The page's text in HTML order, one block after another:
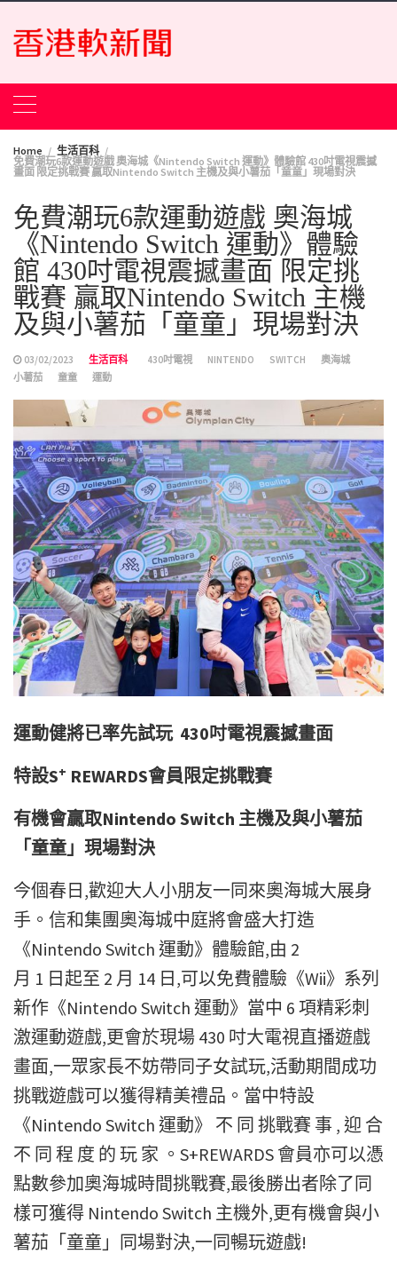
Skip
content
Home
生活百科
免費潮玩6款運動遊戲 奧海城《Nintendo Switch 運動》體驗館 430吋電視震撼
畫面 限定挑戰賽 贏取Nintendo Switch 主機及與小薯茄「童童」現場對決
免費潮玩6款運動遊戲 奧海城
《Nintendo Switch 運動》體驗
館 430吋電視震撼畫面 限定挑
戰賽 贏取Nintendo Switch 主機
及與小薯茄「童童」現場對決
03/02/2023 生活百科 430吋電視 NINTENDO SWITCH
奧海城
小薯茄
童童 運動
運動健將已率先試玩430吋電視震撼畫面
特設S+ REWARDS會員限定挑戰賽
有機會贏取Nintendo Switch 主機及與小薯茄
「童童」現場對決
今個春日,歡迎大人小朋友一同來奧海城大展身
手。信和集團奧海城中庭將會盛大打造
《Nintendo Switch 運動》體驗館,由 2
月 1 日起至 2 月 14 日,可以免費體驗《Wii》系列
新作《Nintendo Switch 運動》當中 6 項精彩刺
激運動遊戲,更會於現場 430 吋大電視直播遊戲
畫面,一眾家長不妨帶同子女試玩,活動期間成功
挑戰遊戲可以獲得精美禮品。當中特設
《Nintendo Switch 運動》 不 同 挑戰賽 事 , 迎 合
不 同 程 度 的 玩 家 。S+REWARDS 會員亦可以憑
點數參加奧海城時間挑戰賽,最後勝出者除了同
樣可獲得 Nintendo Switch 主機外,更有機會與小
薯茄「童童」同場對決,一同暢玩遊戲!